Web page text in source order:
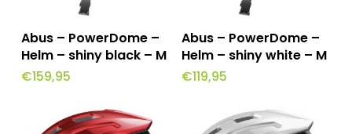
Toevoegen Aan
Winkelwagen
Abus – PowerDome –
Helm – shiny black – M
€159,95
Toevoegen Aan
Winkelwagen
Abus – PowerDome –
Helm – shiny white – M
€119,95